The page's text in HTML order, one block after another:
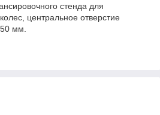
стенда для
центральное отверстие
мм.